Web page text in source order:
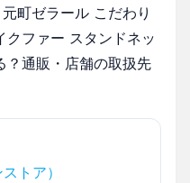
町ゼラール こだわり
ファー スタンドネッ
？通販・店舗の取扱先
トア）